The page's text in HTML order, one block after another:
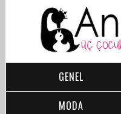
GENEL
MODA